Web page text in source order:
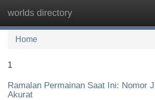
worlds directory
Home
1
Ramalan Permainan Saat Ini: Nomor
Akurat